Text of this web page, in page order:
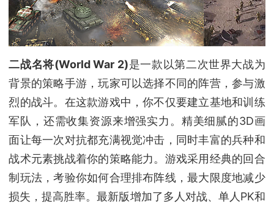
二战名将(World War 2)是一款以第二次世界大战为
背景的策略手游，玩家可以选择不同的阵营，参与激
烈的战斗。在这款游戏中，你不仅要建立基地和训练
军队，还需收集资源来增强实力。精美细腻的3D画
面让每一次对抗都充满视觉冲击，同时丰富的兵种和
战术元素挑战着你的策略能力。游戏采用经典的回合
制玩法，考验你如何合理排布阵线，最大限度地减少
损失，提高胜率。最新版增加了多人对战、单人PK和